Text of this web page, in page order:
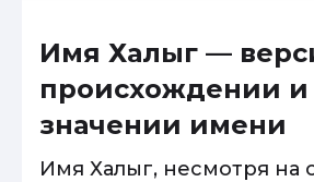
Имя Халыг —
происхождении и
значении имени
Имя Халыг, несмотря на